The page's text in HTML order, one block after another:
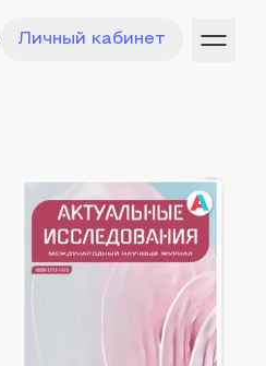
Личный кабинет